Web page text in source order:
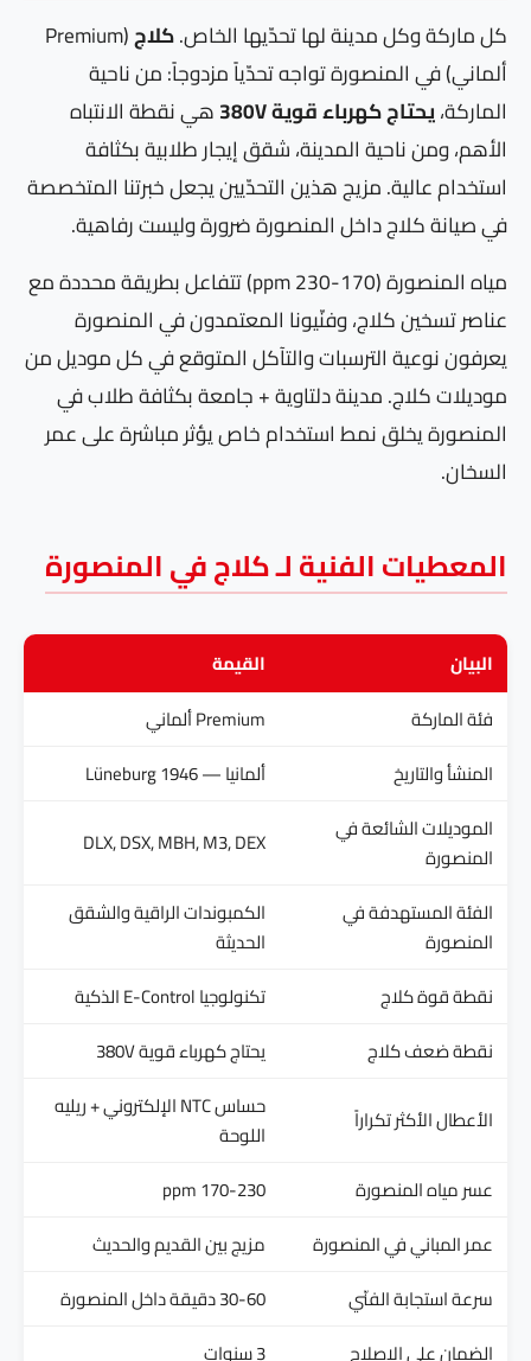
كل ماركة وكل مدينة لها تحدّيها الخاص.كلاج (Premium
ألماني) في المنصورة تواجه تحدّياً مزدوجاً: من ناحية
الماركة،يحتاج كهرباء قوية 380V
هي نقطة الانتباه
الأهم، ومن ناحية المدينة، شقق إيجار طلابية بكثافة
استخدام عالية. مزيج هذين التحدّيين يجعل خبرتنا المتخصصة
في صيانة كلاج داخل المنصورة ضرورة وليست رفاهية.
مياه المنصورة (170-230 ppm) تتفاعل بطريقة محددة مع
عناصر تسخين كلاج، وفنّيونا المعتمدون في المنصورة
يعرفون نوعية الترسبات والتآكل المتوقع في كل موديل من
موديلات كلاج. مدينة دلتاوية + جامعة بكثافة طلاب في
المنصورة يخلق نمط استخدام خاص يؤثر مباشرة على عمر
السخان.
المعطيات الفنية لـ كلاج في المنصورة
البيان
القيمة
فئة الماركة
Premium ألماني
المنشأ والتاريخ
ألمانيا — Lüneburg 1946
الموديلات الشائعة في
المنصورة
DLX, DSX, MBH, M3, DEX
الفئة المستهدفة في
المنصورة
الكمبوندات الراقية والشقق
الحديثة
نقطة قوة كلاج
تكنولوجيا E-Control الذكية
نقطة ضعف كلاج
يحتاج كهرباء قوية 380V
الأعطال الأكثر تكراراً
حساس NTC الإلكتروني + ريليه
اللوحة
عسر مياه المنصورة
170-230 ppm
عمر المباني في المنصورة
مزيج بين القديم والحديث
سرعة استجابة الفنّي
30-60 دقيقة داخل المنصورة
الضمان على الإصلاح
3 سنوات